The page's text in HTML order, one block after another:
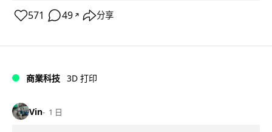
571 49 ↗ 分享
商業科技 3D 打印
Vin 1 日